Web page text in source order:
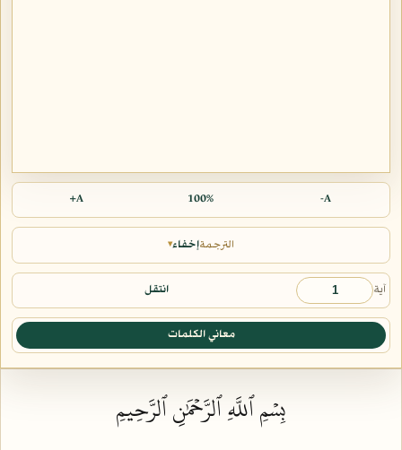
A-
100%
A+
الترجمةإخفاء▾
آية انتقل
معاني الكلمات
بِسۡمِ ٱللَّهِ ٱلرَّحۡمَٰنِ ٱلرَّحِيمِ